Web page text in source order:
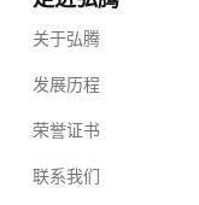
关于弘腾
发展历程
荣誉证书
联系我们